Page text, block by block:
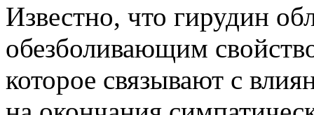
Известно, что гирудин
обезболивающим
которое связывают с